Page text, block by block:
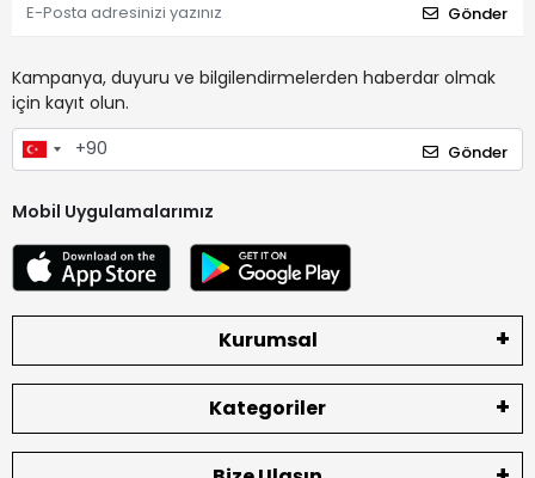
Gönder
Kampanya, duyuru ve bilgilendirmelerden haberdar olmak
için kayıt olun.
Gönder
Mobil Uygulamalarımız
Kurumsal
Kategoriler